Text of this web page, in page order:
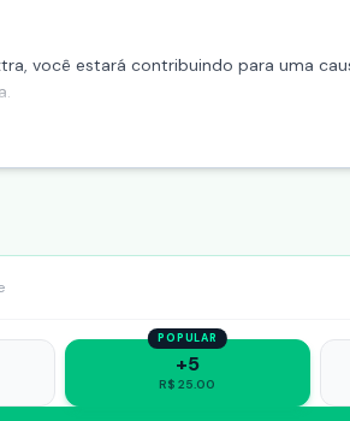
você estará contribuindo para uma
POPULAR
+5
R$25.00